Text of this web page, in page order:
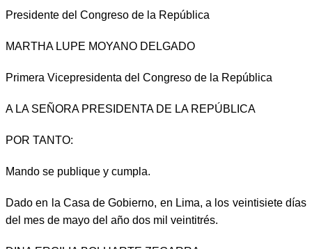
Presidente del Congreso de la República
MARTHA LUPE MOYANO DELGADO
Primera Vicepresidenta del Congreso de la República
A LA SEÑORA PRESIDENTA DE LA REPÚBLICA
POR TANTO:
Mando se publique y cumpla.
Dado en la Casa de Gobierno, en Lima, a los veintisiete días
del mes de mayo del año dos mil veintitrés.